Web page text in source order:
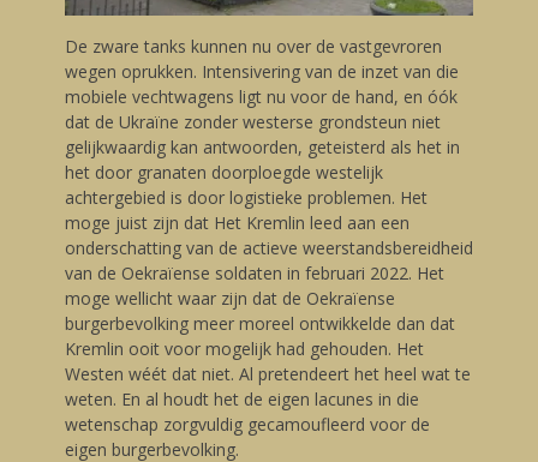
De zware tanks kunnen nu over de vastgevroren
wegen oprukken. Intensivering van de inzet van die
mobiele vechtwagens ligt nu voor de hand, en óók
dat de Ukraïne zonder westerse grondsteun niet
gelijkwaardig kan antwoorden, geteisterd als het in
het door granaten doorploegde westelijk
achtergebied is door logistieke problemen. Het
moge juist zijn dat Het Kremlin leed aan een
onderschatting van de actieve weerstandsbereidheid
van de Oekraïense soldaten in februari 2022. Het
moge wellicht waar zijn dat de Oekraïense
burgerbevolking meer moreel ontwikkelde dan dat
Kremlin ooit voor mogelijk had gehouden. Het
Westen wéét dat niet. Al pretendeert het heel wat te
weten. En al houdt het de eigen lacunes in die
wetenschap zorgvuldig gecamoufleerd voor de
eigen burgerbevolking.